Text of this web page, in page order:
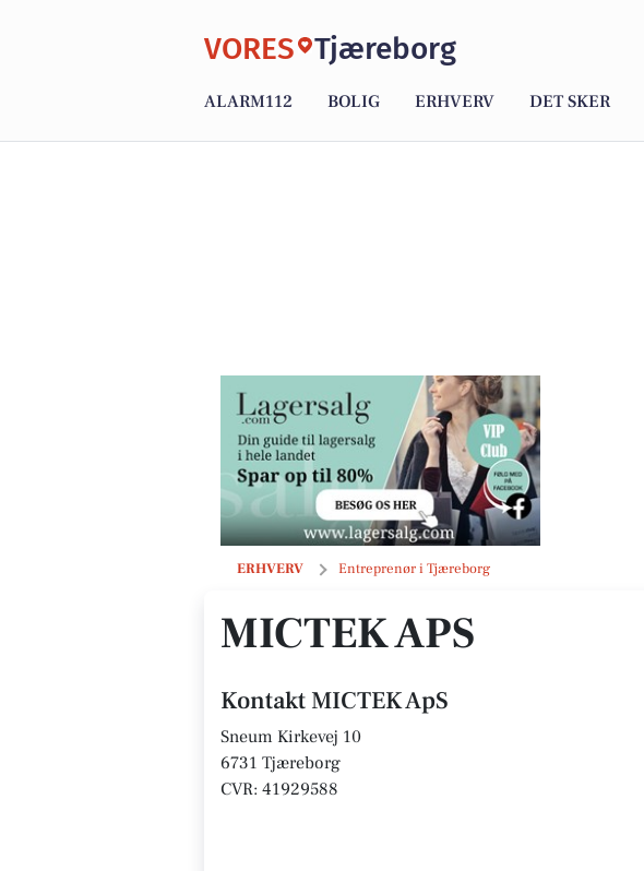
VORES Tjæreborg
ALARM112 BOLIG ERHVERV DET SKER
ERHVERV Entreprenør i Tjæreborg
MICTEK ApS
MICTEK APS
Kontakt MICTEK ApS
Sneum Kirkevej 10
6731 Tjæreborg
CVR: 41929588